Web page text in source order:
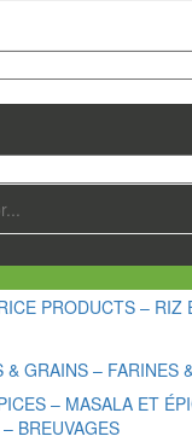
PRODUCTS – RIZ
& GRAINS – FARINES
– MASALA ET
BREUVAGES